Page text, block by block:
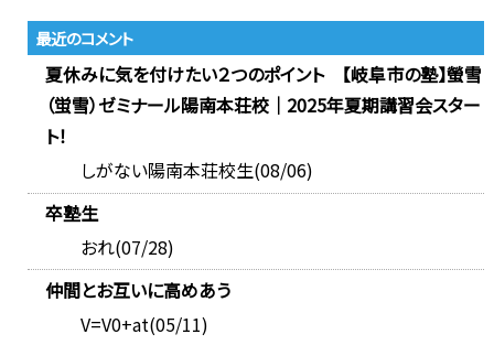
最近のコメント
夏休みに気を付けたい２つのポイント 【岐阜市の塾】螢雪
（蛍雪）ゼミナール陽南本荘校｜2025年夏期講習会スター
ト！
しがない陽南本荘校生(08/06)
卒塾生
おれ(07/28)
仲間とお互いに高めあう
V=V0+at(05/11)